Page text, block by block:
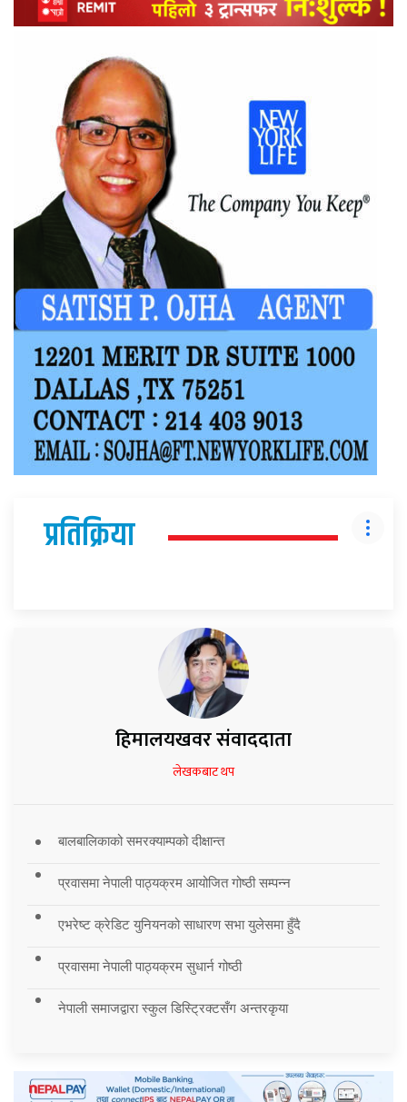
प्रतिक्रिया
हिमालयखवर संवाददाता
लेखकबाट थप
बालबालिकाको समरक्याम्पको दीक्षान्त
प्रवासमा नेपाली पाठ्यक्रम आयोजित गोष्ठी सम्पन्न
एभरेष्ट क्रेडिट युनियनको साधारण सभा युलेसमा हुँदै
प्रवासमा नेपाली पाठ्यक्रम सुधार्न गोष्ठी
नेपाली समाजद्वारा स्कुल डिस्ट्रिक्टसँग अन्तरकृया